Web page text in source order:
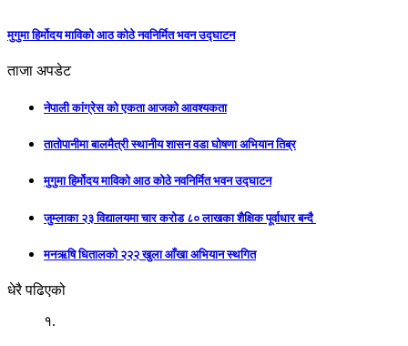
मुगुमा हिर्मोदय माविको आठ कोठे नवनिर्मित भवन उद्घाटन
ताजा अपडेट
नेपाली कांग्रेस को एकता आजको आवश्यकता
तातोपानीमा बालमैत्री स्थानीय शासन वडा घोषणा अभियान तिब्र
मुगुमा हिर्मोदय माविको आठ कोठे नवनिर्मित भवन उद्घाटन
जुम्लाका २३ विद्यालयमा चार करोड ८० लाखका शैक्षिक पूर्वाधार बन्दै
मनऋषि धितालको २२२ खुला आँखा अभियान स्थगित
धेरै पढिएको
१.